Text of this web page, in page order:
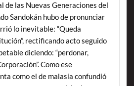
de las Nuevas Generaciones del
Sandokán hubo de pronunciar
lo inevitable: “Queda
rectificando acto seguido
diciendo: “perdonar,
Como ese
como el de malasia confundió